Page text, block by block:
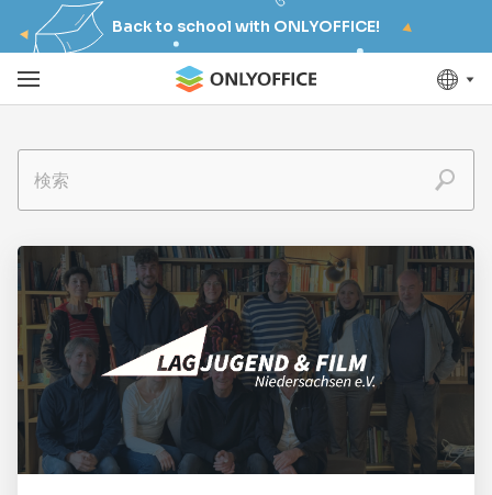
Back to school with ONLYOFFICE!
検索